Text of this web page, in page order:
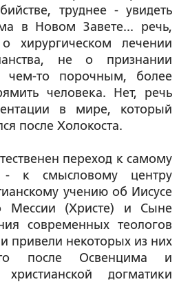
труднее - увидеть
в Новом Завете... речь,
хирургическом лечении
не о признании
чем-то порочным, более
человека. Нет, речь
в мире, который
после Холокоста.
переход к самому
- к смысловому центру
учению об Иисусе
Мессии (Христе) и Сыне
современных теологов
привели некоторых из них
после Освенцима и
догматики